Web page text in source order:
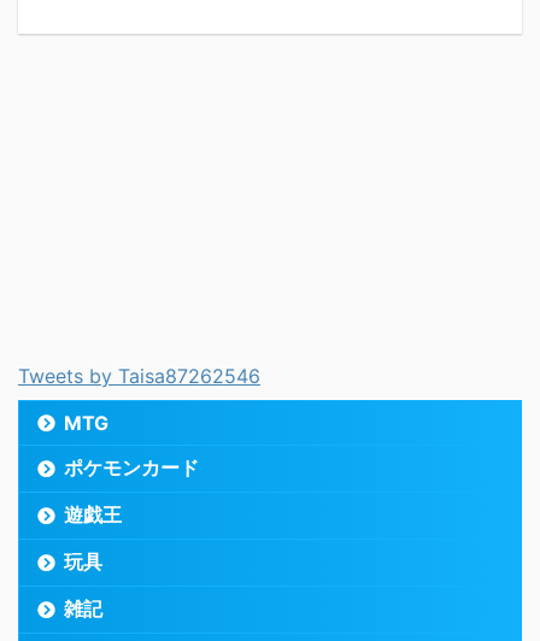
Tweets by Taisa87262546
MTG
ポケモンカード
遊戯王
玩具
雑記